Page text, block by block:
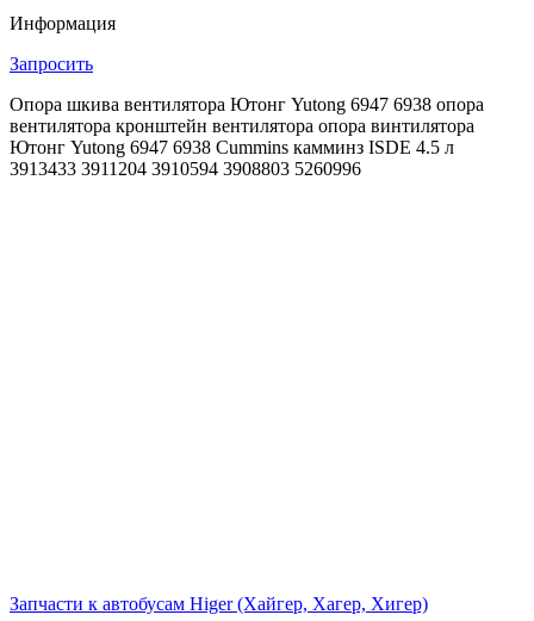
Информация
Запросить
Опора шкива вентилятора Ютонг Yutong 6947 6938 опора
вентилятора кронштейн вентилятора опора винтилятора
Ютонг Yutong 6947 6938 Cummins камминз ISDE 4.5 л
3913433 3911204 3910594 3908803 5260996
Запчасти к автобусам Higer (Хайгер, Хагер, Хигер)